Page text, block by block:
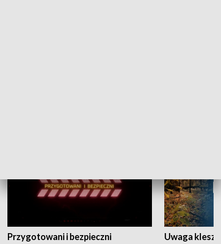
Przygotowani i bezpieczni Uwaga